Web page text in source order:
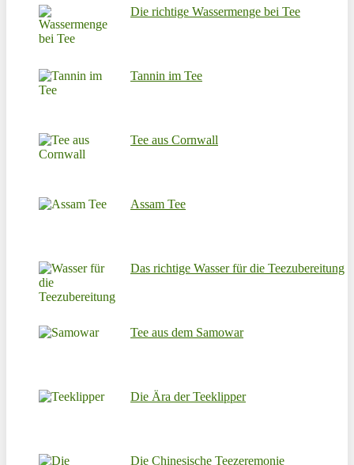
Die richtige Wassermenge bei Tee
Tannin im Tee
Tee aus Cornwall
Assam Tee
Das richtige Wasser für die Teezubereitung
Tee aus dem Samowar
Die Ära der Teeklipper
Die Chinesische Teezeremonie